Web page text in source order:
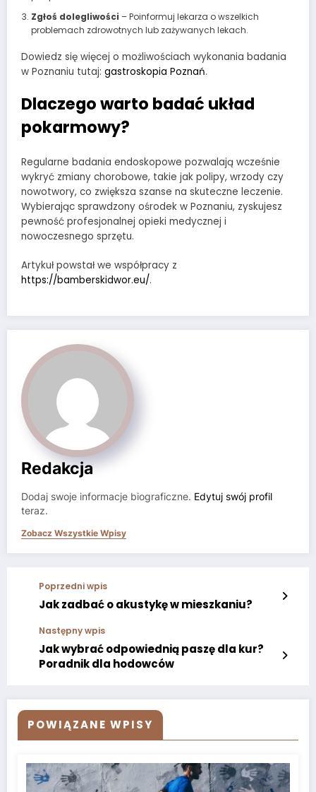
Zgłoś dolegliwości – Poinformuj lekarza o wszelkich
problemach zdrowotnych lub zażywanych lekach.
Dowiedz się więcej o możliwościach wykonania badania
w Poznaniu tutaj: gastroskopia Poznań.
Dlaczego warto badać układ
pokarmowy?
Regularne badania endoskopowe pozwalają wcześnie
wykryć zmiany chorobowe, takie jak polipy, wrzody czy
nowotwory, co zwiększa szanse na skuteczne leczenie.
Wybierając sprawdzony ośrodek w Poznaniu, zyskujesz
pewność profesjonalnej opieki medycznej i
nowoczesnego sprzętu.
Artykuł powstał we współpracy z
https://bamberskidwor.eu/.
Redakcja
Dodaj swoje informacje biograficzne. Edytuj swój profil
teraz.
Zobacz Wszystkie Wpisy
Poprzedni wpis
Jak zadbać o akustykę w mieszkaniu?
Następny wpis
Jak wybrać odpowiednią paszę dla kur?
Poradnik dla hodowców
POWIĄZANE WPISY